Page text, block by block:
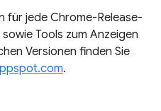
für jede Chrome-Release-
Tools zum Anzeigen
Versionen finden Sie
.